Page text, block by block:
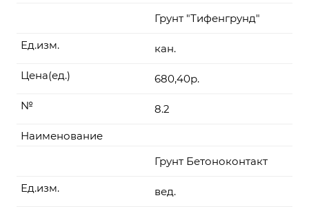
Грунт "Тифенгрунд"
кан.
Ед.изм.
680,40р.
Цена(ед.)
8.2
№
Наименование
Грунт Бетоноконтакт
вед.
Ед.изм.